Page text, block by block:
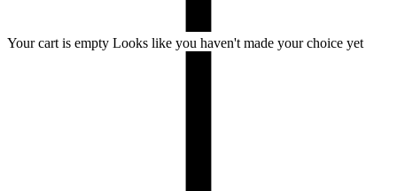
Your cart is empty Looks like you haven't made your choice yet